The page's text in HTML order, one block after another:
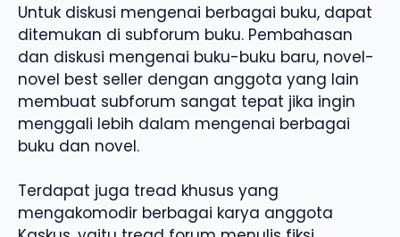
Untuk diskusi mengenai berbagai buku, dapat
ditemukan di subforum buku. Pembahasan
dan diskusi mengenai buku-buku baru, novel-
novel best seller dengan anggota yang lain
membuat subforum sangat tepat jika ingin
menggali lebih dalam mengenai berbagai
buku dan novel.
Terdapat juga tread khusus yang
mengakomodir berbagai karya anggota